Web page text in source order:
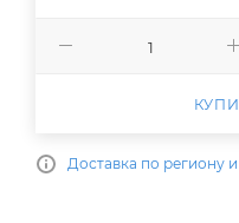
Доставка по региону